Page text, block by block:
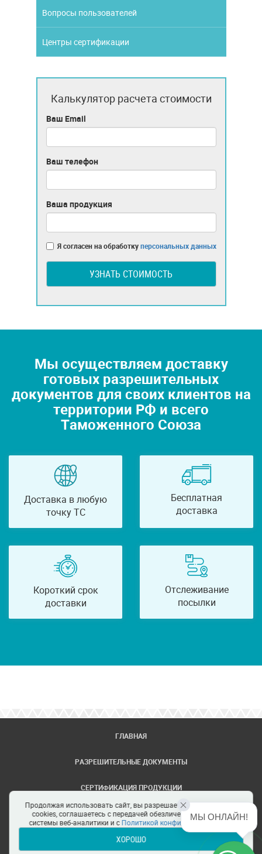
Вопросы пользователей
Центры сертификации
Калькулятор расчета стоимости
Ваш Email
Ваш телефон
Ваша продукция
Я согласен на обработкуперсональных данных
УЗНАТЬ СТОИМОСТЬ
Мы осуществляем доставку
готовых разрешительных
документов для своих клиентов на
территории РФ и всего
Таможенного Союза
Доставка в любую
точку ТС
Бесплатная
доставка
Короткий срок
доставки
Отслеживание
посылки
ГЛАВНАЯ
РАЗРЕШИТЕЛЬНЫЕ ДОКУМЕНТЫ
СЕРТИФИКАЦИЯ ПРОДУКЦИИ
ЗАДАТЬ ВОПРОС
ЦЕНТРЫ СЕРТИФИКАЦИИ
Продолжая использовать сайт, вы разрешаете использование
cookies, соглашаетесь с передачей обезличенных данных в
системы веб-аналитики и сПолитикой конфиденциальности
ХОРОШО
МЫ ОНЛАЙН!